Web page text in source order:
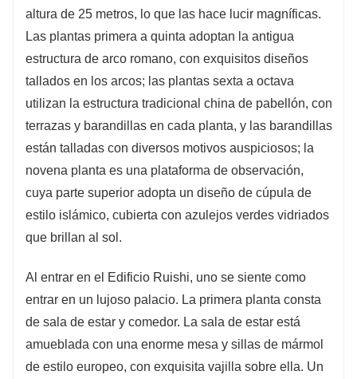
altura de 25 metros, lo que las hace lucir magníficas.
Las plantas primera a quinta adoptan la antigua
estructura de arco romano, con exquisitos diseños
tallados en los arcos; las plantas sexta a octava
utilizan la estructura tradicional china de pabellón, con
terrazas y barandillas en cada planta, y las barandillas
están talladas con diversos motivos auspiciosos; la
novena planta es una plataforma de observación,
cuya parte superior adopta un diseño de cúpula de
estilo islámico, cubierta con azulejos verdes vidriados
que brillan al sol.
Al entrar en el Edificio Ruishi, uno se siente como
entrar en un lujoso palacio. La primera planta consta
de sala de estar y comedor. La sala de estar está
amueblada con una enorme mesa y sillas de mármol
de estilo europeo, con exquisita vajilla sobre ella. Un